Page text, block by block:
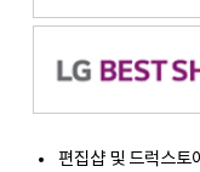
편집샵 및 드럭스토